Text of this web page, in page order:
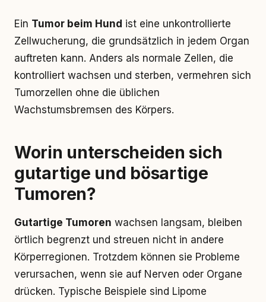
Ein Tumor beim Hund ist eine unkontrollierte
Zellwucherung, die grundsätzlich in jedem Organ
auftreten kann. Anders als normale Zellen, die
kontrolliert wachsen und sterben, vermehren sich
Tumorzellen ohne die üblichen
Wachstumsbremsen des Körpers.
Worin unterscheiden sich
gutartige und bösartige
Tumoren?
Gutartige Tumoren wachsen langsam, bleiben
örtlich begrenzt und streuen nicht in andere
Körperregionen. Trotzdem können sie Probleme
verursachen, wenn sie auf Nerven oder Organe
drücken. Typische Beispiele sind Lipome